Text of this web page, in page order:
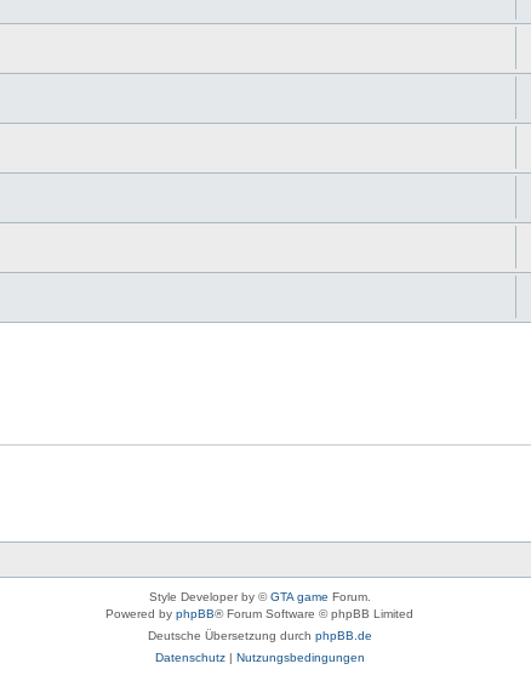
Style Developer by ©GTA game Forum.
Powered by phpBB® Forum Software © phpBB Limited
Deutsche Übersetzung durch phpBB.de
Datenschutz| Nutzungsbedingungen